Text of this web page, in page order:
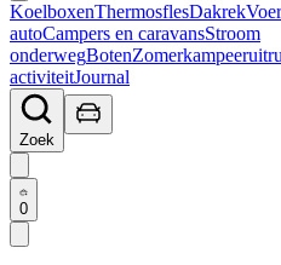
KoelboxenThermosflesDakrek
autoCampers en caravansStroom
onderwegBoten
activiteitJournal
Zoek
0